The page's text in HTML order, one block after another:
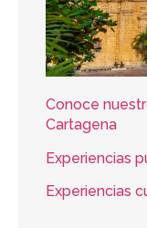
Conoce
Cartagena
Experiencias
Experiencias